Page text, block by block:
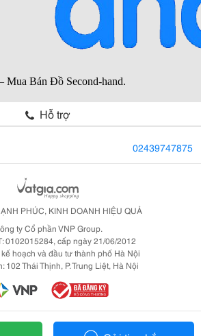
Hỗ trợ
02439747875
PHÚC, KINH DOANH HIỆU QUẢ
ty Cổ phần VNP Group.
0102015284, cấp ngày 21/06/2012
hoạch và đầu tư thành phố Hà Nội
102 Thái Thịnh, P. Trung Liệt, Hà Nội